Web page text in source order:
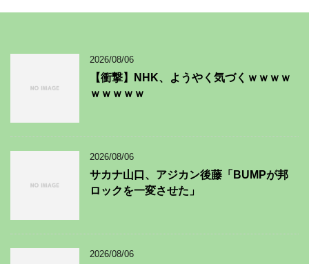
2026/08/06
【衝撃】NHK、ようやく気づくｗｗｗｗ
ｗｗｗｗｗ
2026/08/06
サカナ山口、アジカン後藤「BUMPが邦
ロックを一変させた」
2026/08/06